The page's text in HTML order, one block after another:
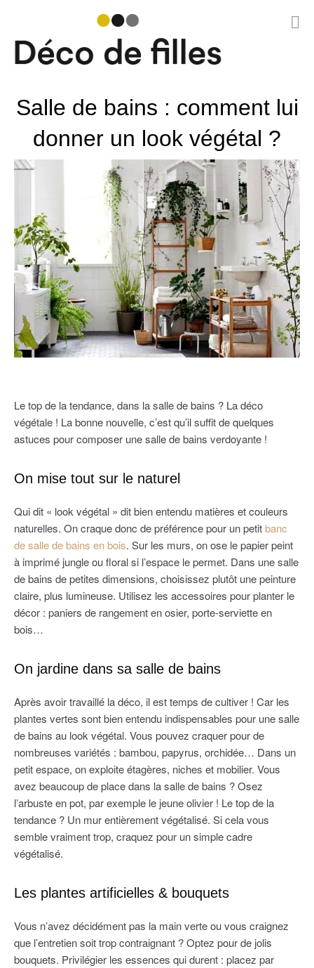
Skip
Salle de bains : comment lui
donner un look végétal ?
Le top de la tendance, dans la salle de bains ? La déco
végétale ! La bonne nouvelle, c’est qu’il suffit de quelques
astuces pour composer une salle de bains verdoyante !
On mise tout sur le naturel
Qui dit « look végétal » dit bien entendu matières et couleurs
naturelles. On craque donc de préférence pour un petitbanc
de salle de bains en bois. Sur les murs, on ose le papier peint
à imprimé jungle ou floral si l’espace le permet. Dans une salle
de bains de petites dimensions, choisissez plutôt une peinture
claire, plus lumineuse. Utilisez les accessoires pour planter le
décor : paniers de rangement en osier, porte-serviette en
bois…
On jardine dans sa salle de bains
Après avoir travaillé la déco, il est temps de cultiver ! Car les
plantes vertes sont bien entendu indispensables pour une salle
de bains au look végétal. Vous pouvez craquer pour de
nombreuses variétés : bambou, papyrus, orchidée… Dans un
petit espace, on exploite étagères, niches et mobilier. Vous
avez beaucoup de place dans la salle de bains ? Osez
l’arbuste en pot, par exemple le jeune olivier ! Le top de la
tendance ? Un mur entièrement végétalisé. Si cela vous
semble vraiment trop, craquez pour un simple cadre
végétalisé.
Les plantes artificielles & bouquets
Vous n’avez décidément pas la main verte ou vous craignez
que l’entretien soit trop contraignant ? Optez pour de jolis
bouquets. Privilégier les essences qui durent : placez par